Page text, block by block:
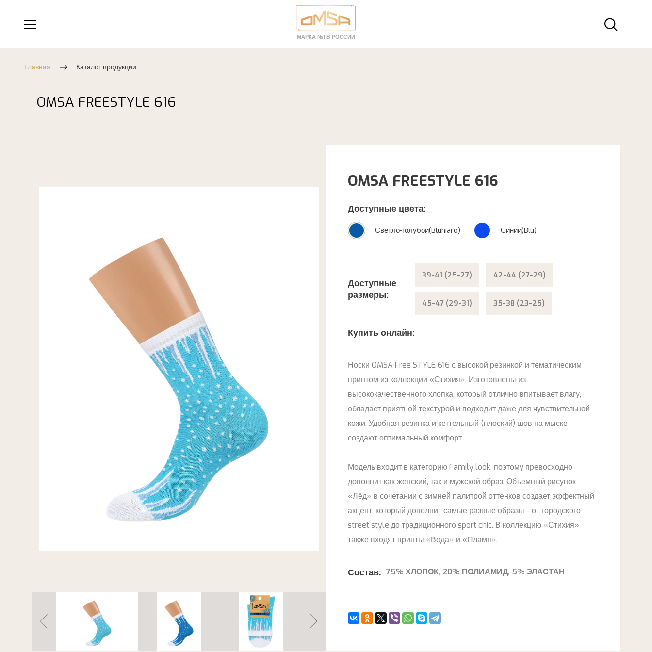
МАРКА №1 В РОССИИ
Главная Каталог продукции
OMSA FREESTYLE 616
OMSA FREESTYLE 616
Доступные цвета:
Светло-голубой(Bluhiaro) Синий(Blu)
Доступные
размеры:
39-41 (25-27) 42-44 (27-29)
45-47 (29-31) 35-38 (23-25)
Купить онлайн:
Носки OMSA Free STYLE 616 c высокой резинкой и тематическим
принтом из коллекции «Стихия». Изготовлены из
высококачественного хлопка, который отлично впитывает влагу,
обладает приятной текстурой и подходит даже для чувствительной
кожи. Удобная резинка и кеттельный (плоский) шов на мыске
создают оптимальный комфорт.
Модель входит в категорию Family look, поэтому превосходно
дополнит как женский, так и мужской образ. Объемный рисунок
«Лёд» в сочетании с зимней палитрой оттенков создает эффектный
акцент, который дополнит самые разные образы - от городского
street style до традиционного sport chic. В коллекцию «Стихия»
также входят принты «Вода» и «Пламя».
Состав: 75% ХЛОПОК, 20% ПОЛИАМИД, 5% ЭЛАСТАН